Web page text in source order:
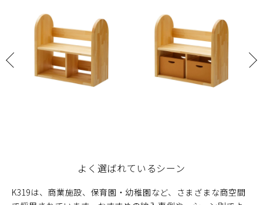
よく選ばれているシーン
K319は、商業施設、保育園・幼稚園など、さまざまな商空間